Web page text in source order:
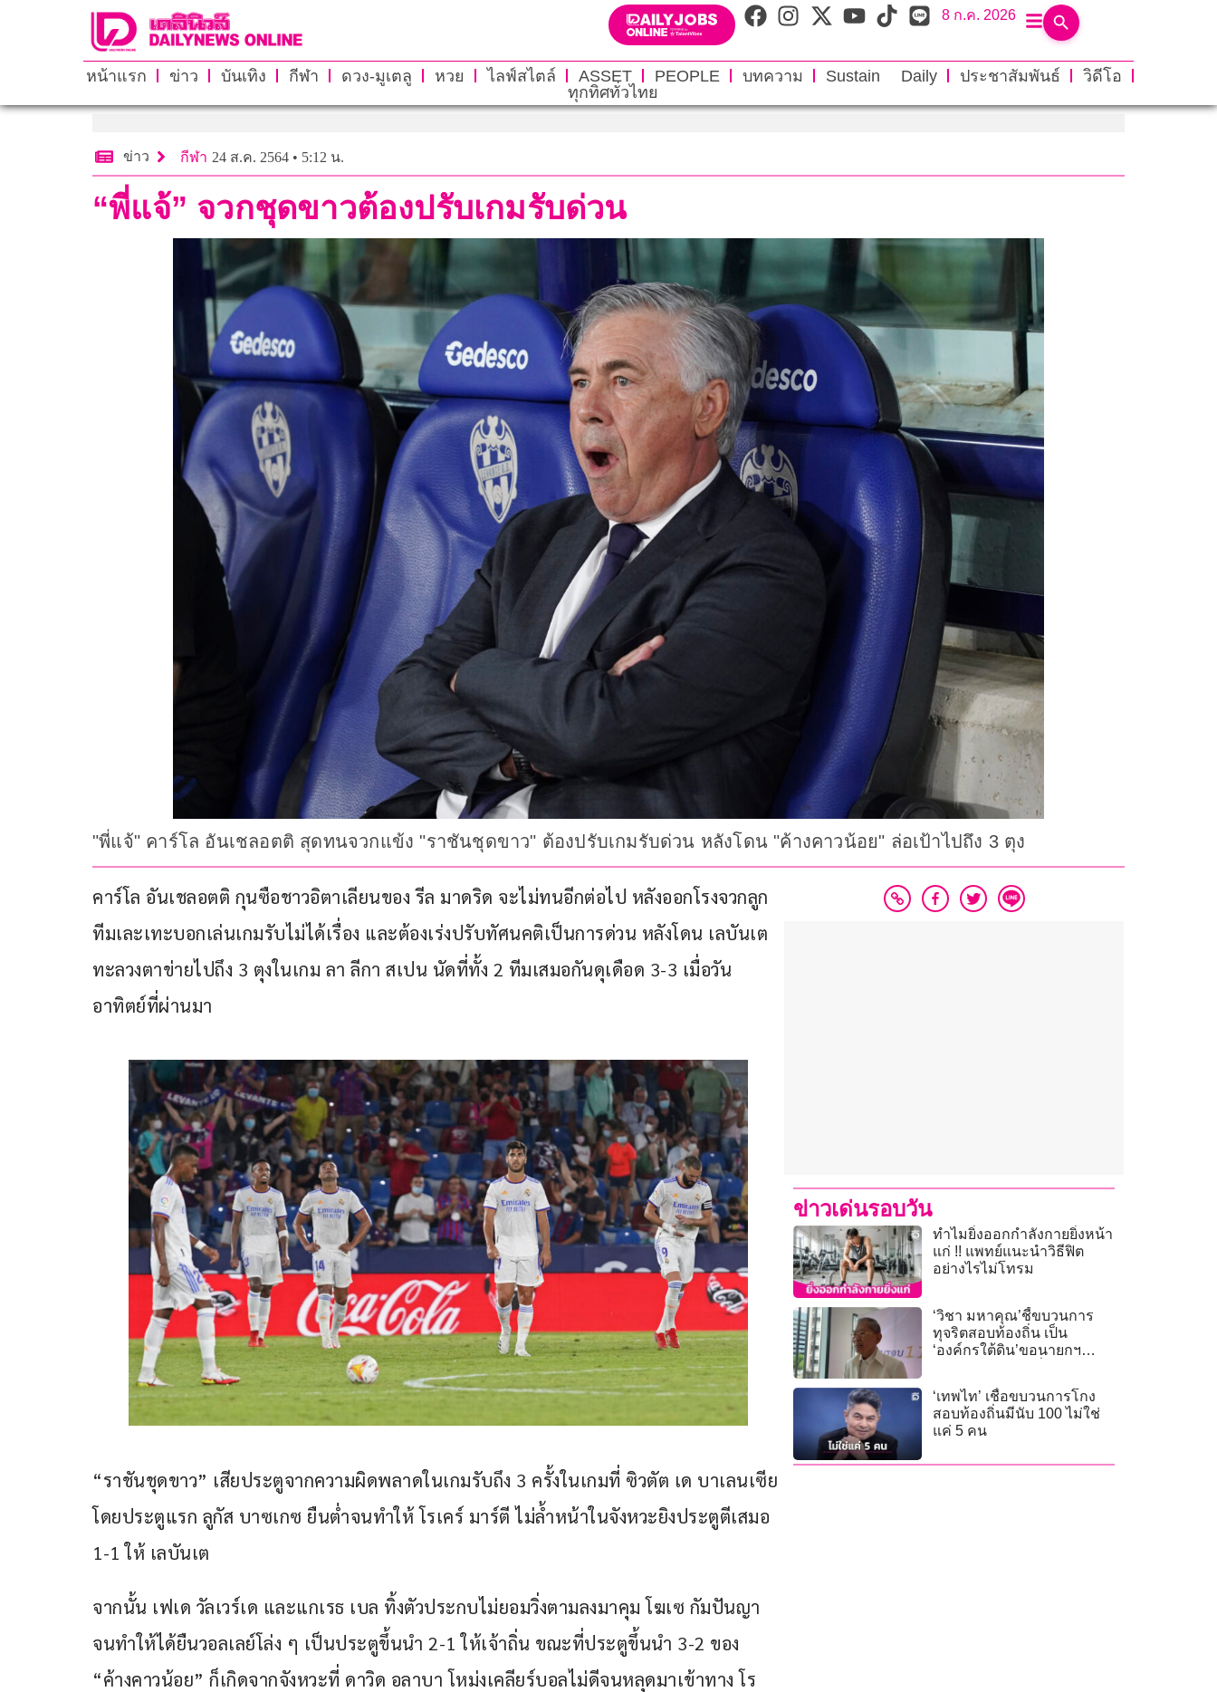
8 ก.ค. 2026
หน้าแรก ข่าว บันเทิง กีฬา ดวง-มูเตลู หวย ไลฟ์สไตล์ ASSET PEOPLE บทความ Sustain Daily ประชาสัมพันธ์
วิดีโอ
ทุกทิศทั่วไทย
ข่าว กีฬา 24 ส.ค. 2564 • 5:12 น.
“พี่แจ้” จวกชุดขาวต้องปรับเกมรับด่วน
"พี่แจ้" คาร์โล อันเชลอตติ สุดทนจวกแข้ง "ราชันชุดขาว" ต้องปรับเกมรับด่วน หลังโดน "ค้างคาวน้อย" ล่อเป้าไปถึง 3 ตุง
คาร์โล อันเชลอตติ กุนซือชาวอิตาเลียนของ รีล มาดริด จะไม่ทนอีกต่อไป หลังออกโรงจวกลูก
ทีมเละเทะบอกเล่นเกมรับไม่ได้เรื่อง และต้องเร่งปรับทัศนคติเป็นการด่วน หลังโดน เลบันเต
ทะลวงตาข่ายไปถึง 3 ตุงในเกม ลา ลีกา สเปน นัดที่ทั้ง 2 ทีมเสมอกันดุเดือด 3-3 เมื่อวัน
อาทิตย์ที่ผ่านมา
“ราชันชุดขาว” เสียประตูจากความผิดพลาดในเกมรับถึง 3 ครั้งในเกมที่ ซิวตัต เด บาเลนเซีย
โดยประตูแรก ลูกัส บาซเกซ ยืนต่ำจนทำให้ โรเคร์ มาร์ตี ไม่ล้ำหน้าในจังหวะยิงประตูตีเสมอ
1-1 ให้ เลบันเต
จากนั้น เฟเด วัลเวร์เด และแกเรธ เบล ทิ้งตัวประกบไม่ยอมวิ่งตามลงมาคุม โฆเซ กัมปันญา
จนทำให้ได้ยืนวอลเลย์โล่ง ๆ เป็นประตูขึ้นนำ 2-1 ให้เจ้าถิ่น ขณะที่ประตูขึ้นนำ 3-2 ของ
“ค้างคาวน้อย” ก็เกิดจากจังหวะที่ ดาวิด อลาบา โหม่งเคลียร์บอลไม่ดีจนหลุดมาเข้าทาง โร
ข่าวเด่นรอบวัน
ทำไมยิ่งออกกำลังกายยิ่งหน้า
แก่ !! แพทย์แนะนำวิธีฟิต
อย่างไรไม่โทรม
‘วิชา มหาคุณ’ชี้ขบวนการ
ทุจริตสอบท้องถิ่น เป็น
‘องค์กรใต้ดิน’ขอนายกฯ
แค่โทษวินัย
‘เทพไท’ เชื่อขบวนการโกง
สอบท้องถิ่นมีนับ 100 ไม่ใช่
แค่ 5 คน